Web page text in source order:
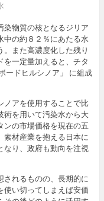
染物質の核となるジリア
中の約８２％にあたる水
また高濃度化した残り
一定量加えると、チタ
ードヒルシノア」 に組成
ノアを使用することで比
術を用いて汚染水から大
ンの市場価格を現在の五
素材産業を抱える日本に
なり、政府も動向を注視
されるものの、長期的に
使い切ってしまえば安価